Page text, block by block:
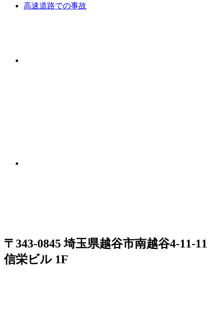
高速道路での事故
〒343-0845 埼玉県越谷市南越谷4-11-11
信栄ビル 1F